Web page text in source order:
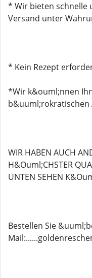
* Wir bieten schnelle
Versand unter
* Kein Rezept
*Wir k&ouml;nnen
b&uuml;rokratischen
WIR HABEN AUCH
H&Ouml;CHSTER
UNTEN SEHEN
Bestellen Sie